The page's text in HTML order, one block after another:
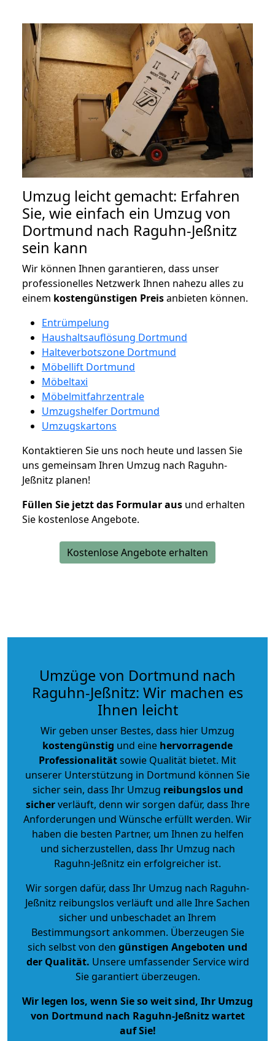
Umzug leicht gemacht: Erfahren
Sie, wie einfach ein Umzug von
Dortmund nach Raguhn-Jeßnitz
sein kann
Wir können Ihnen garantieren, dass unser
professionelles Netzwerk Ihnen nahezu alles zu
einem kostengünstigen Preisanbieten können.
Entrümpelung
Haushaltsauflösung Dortmund
Halteverbotszone Dortmund
Möbellift Dortmund
Möbeltaxi
Möbelmitfahrzentrale
Umzugshelfer Dortmund
Umzugskartons
Kontaktieren Sie uns noch heute und lassen Sie
uns gemeinsam Ihren Umzug nach Raguhn-
Jeßnitz planen!
Füllen Sie jetzt das Formular aus und erhalten
Sie kostenlose Angebote.
Kostenlose Angebote erhalten
Umzüge von Dortmund nach
Raguhn-Jeßnitz: Wir machen es
Ihnen leicht
Wir geben unser Bestes, dass hier Umzug
kostengünstig und eine hervorragende
Professionalitätsowie Qualität bietet. Mit
unserer Unterstützung in Dortmund können Sie
sicher sein, dass Ihr Umzug reibungslos und
sicherverläuft, denn wir sorgen dafür, dass Ihre
Anforderungen und Wünsche erfüllt werden. Wir
haben die besten Partner, um Ihnen zu helfen
und sicherzustellen, dass Ihr Umzug nach
Raguhn-Jeßnitz ein erfolgreicher ist.
Wir sorgen dafür, dass Ihr Umzug nach Raguhn-
Jeßnitz reibungslos verläuft und alle Ihre Sachen
sicher und unbeschadet an Ihrem
Bestimmungsort ankommen. Überzeugen Sie
sich selbst von den günstigen Angeboten und
der Qualität. Unsere umfassender Service wird
Sie garantiert überzeugen.
Wir legen los, wenn Sie so weit sind, Ihr Umzug
von Dortmund nach Raguhn-Jeßnitz wartet
auf Sie!